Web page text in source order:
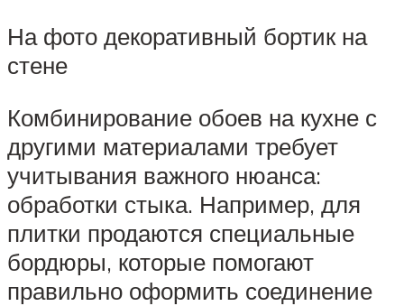
На фото декоративный бортик на
стене
Комбинирование обоев на кухне с
другими материалами требует
учитывания важного нюанса:
обработки стыка. Например, для
плитки продаются специальные
бордюры, которые помогают
правильно оформить соединение